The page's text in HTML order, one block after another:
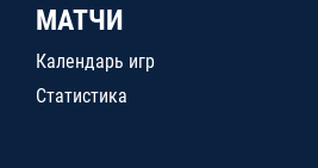
МАТЧИ
Календарь игр
Статистика